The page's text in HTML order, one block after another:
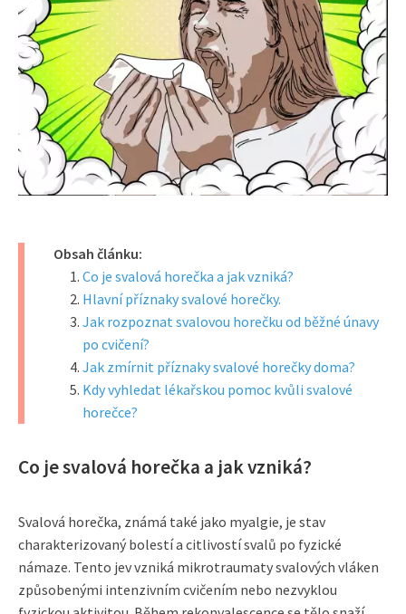
Obsah článku:
Co je svalová horečka a jak vzniká?
Hlavní příznaky svalové horečky.
Jak rozpoznat svalovou horečku od běžné únavy
po cvičení?
Jak zmírnit příznaky svalové horečky doma?
Kdy vyhledat lékařskou pomoc kvůli svalové
horečce?
Co je svalová horečka a jak vzniká?
Svalová horečka, známá také jako myalgie, je stav
charakterizovaný bolestí a citlivostí svalů po fyzické
námaze. Tento jev vzniká mikrotraumaty svalových vláken
způsobenými intenzivním cvičením nebo nezvyklou